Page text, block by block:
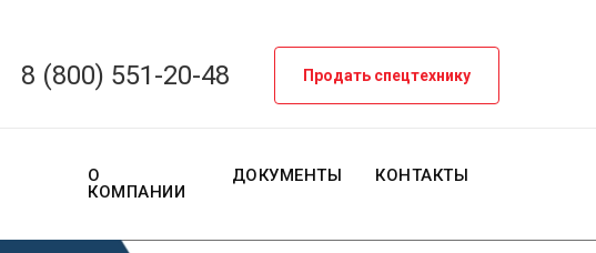
8 (800) 551-20-48 Продать спецтехнику
О
КОМПАНИИ
ДОКУМЕНТЫ КОНТАКТЫ